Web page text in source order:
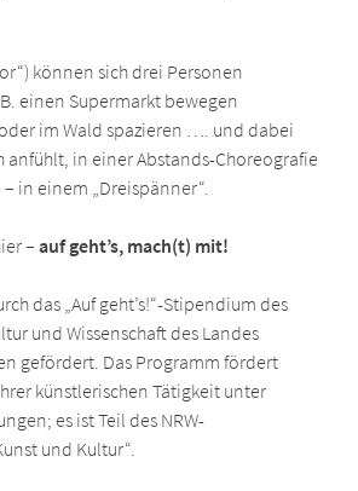
können sich drei Personen
einen Supermarkt bewegen
im Wald spazieren …. und dabei
anfühlt, in einer Abstands-Choreografie
in einem „Dreispänner“.
–auf geht’s, mach(t) mit!
das „Auf geht’s!“-Stipendium des
und Wissenschaft des Landes
gefördert. Das Programm fördert
künstlerischen Tätigkeit unter
es ist Teil des NRW-
und Kultur“.